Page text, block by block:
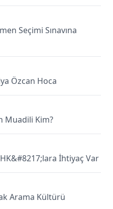
Seçimi Sınavına
Özcan Hoca
Muadili Kim?
İhtiyaç Var
Arama Kültürü